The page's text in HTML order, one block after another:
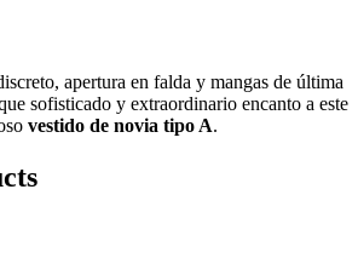
apertura en falda y mangas de última
sofisticado y extraordinario encanto a este
vestido de novia tipo A.